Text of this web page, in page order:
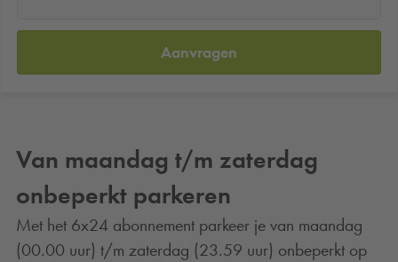
Aanvragen
Van maandag t/m zaterdag
onbeperkt parkeren
Met het 6x24 abonnement parkeer je van maandag
(00.00 uur) t/m zaterdag (23.59 uur) onbeperkt op